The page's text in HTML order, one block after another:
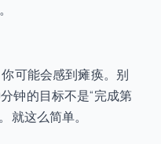
可能会感到瘫痪。别
钟的目标不是“完成第
就这么简单。